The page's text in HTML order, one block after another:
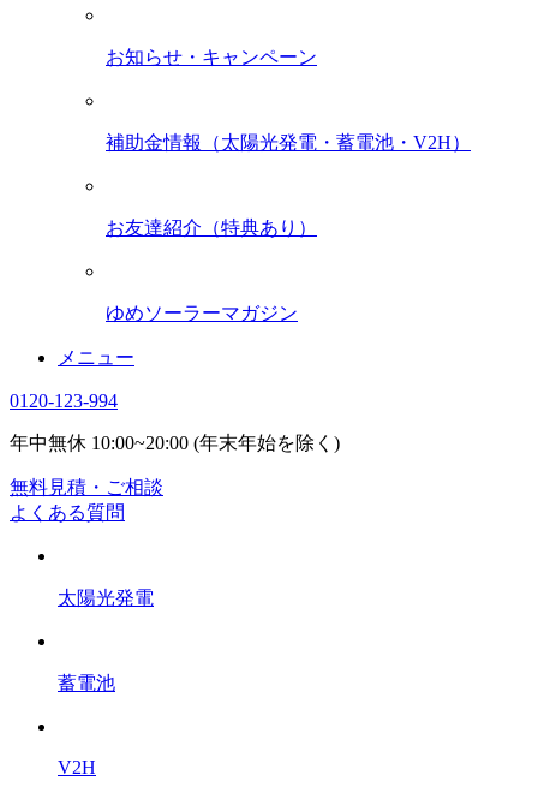
お知らせ・キャンペーン
補助金情報（太陽光発電・蓄電池・V2H）
お友達紹介（特典あり）
ゆめソーラーマガジン
メニュー
0120-123-994
年中無休 10:00~20:00 (年末年始を除く)
無料見積・ご相談
よくある質問
太陽光発電
蓄電池
V2H